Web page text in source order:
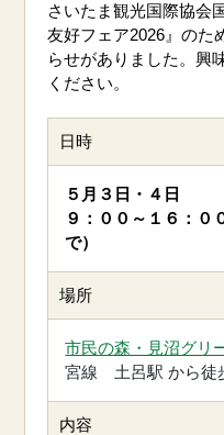
さいたま観光国際協会
友好フェア2026』のた
らせがありました。興
ください。
日時
５月３日・４日
９：００～１６：０
で）
場所
市民の森・見沼グリ
宮線 土呂駅 から徒
内容